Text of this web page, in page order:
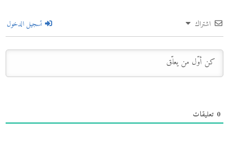
اشتراك تسجيل الدخول
0 تعليقات